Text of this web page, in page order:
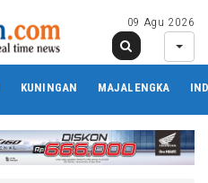
09 Agu 2026
KUNINGAN MAJALENGKA